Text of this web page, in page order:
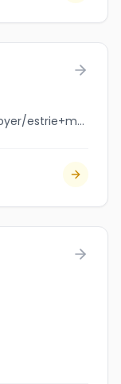
jobbank.gc.ca/browsejobs/employer/estrie+marine/ca